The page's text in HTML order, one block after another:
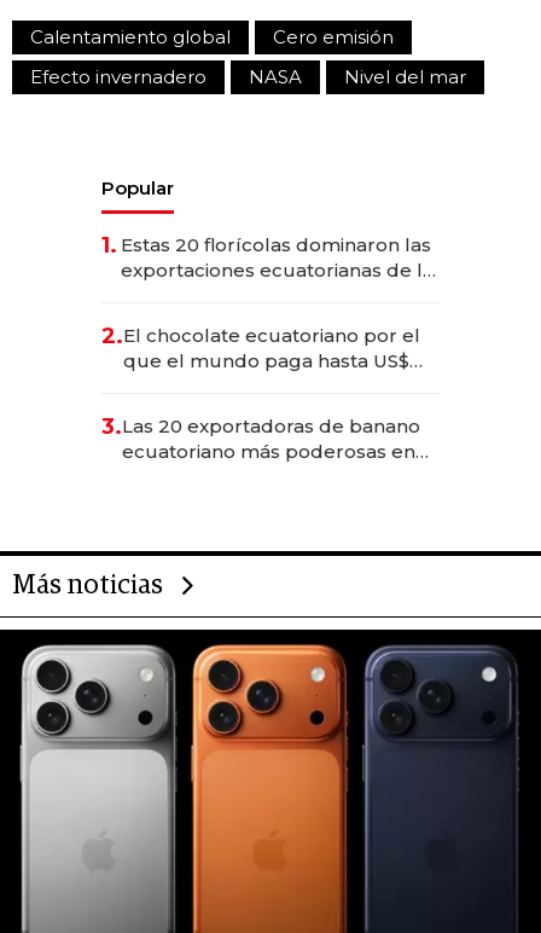
Calentamiento global
Cero emisión
Efecto invernadero
NASA Nivel del mar
Popular
1. Estas 20 florícolas dominaron las
exportaciones ecuatorianas de la
2.El chocolate ecuatoriano por el
que el mundo paga hasta US$
3.Las 20 exportadoras de banano
ecuatoriano más poderosas en
Más noticias